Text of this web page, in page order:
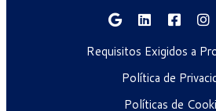
Requisitos Exigidos a
Política de
Políticas de